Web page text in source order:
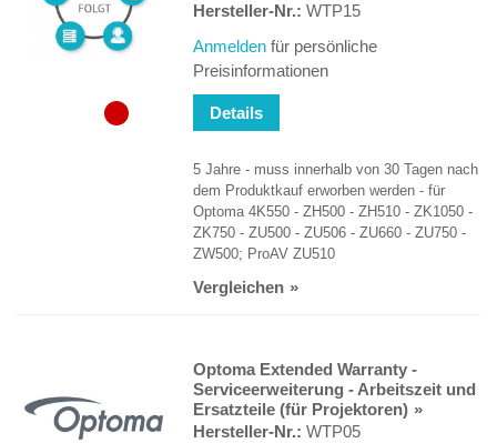
Hersteller-Nr.: WTP15
Anmelden für persönliche
Preisinformationen
Details
5 Jahre - muss innerhalb von 30 Tagen nach
dem Produktkauf erworben werden - für
Optoma 4K550 - ZH500 - ZH510 - ZK1050 -
ZK750 - ZU500 - ZU506 - ZU660 - ZU750 -
ZW500; ProAV ZU510
Vergleichen
Optoma Extended Warranty -
Serviceerweiterung - Arbeitszeit und
Ersatzteile (für Projektoren)
Hersteller-Nr.: WTP05